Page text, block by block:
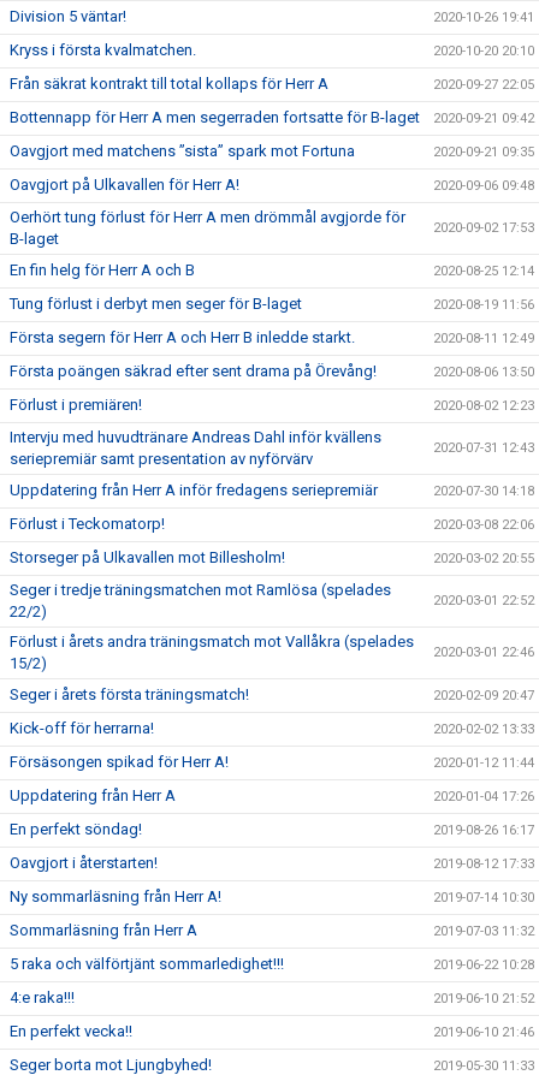
Division 5 väntar! 2020-10-26 19:41
Kryss i första kvalmatchen. 2020-10-20 20:10
Från säkrat kontrakt till total kollaps för Herr A 2020-09-27 22:05
Bottennapp för Herr A men segerraden fortsatte för B-laget 2020-09-21 09:42
Oavgjort med matchens ”sista” spark mot Fortuna 2020-09-21 09:35
Oavgjort på Ulkavallen för Herr A! 2020-09-06 09:48
Oerhört tung förlust för Herr A men drömmål avgjorde för
B-laget
2020-09-02 17:53
En fin helg för Herr A och B 2020-08-25 12:14
Tung förlust i derbyt men seger för B-laget 2020-08-19 11:56
Första segern för Herr A och Herr B inledde starkt. 2020-08-11 12:49
Första poängen säkrad efter sent drama på Örevång! 2020-08-06 13:50
Förlust i premiären! 2020-08-02 12:23
Intervju med huvudtränare Andreas Dahl inför kvällens
seriepremiär samt presentation av nyförvärv
2020-07-31 12:43
Uppdatering från Herr A inför fredagens seriepremiär 2020-07-30 14:18
Förlust i Teckomatorp! 2020-03-08 22:06
Storseger på Ulkavallen mot Billesholm! 2020-03-02 20:55
Seger i tredje träningsmatchen mot Ramlösa (spelades
22/2)
2020-03-01 22:52
Förlust i årets andra träningsmatch mot Vallåkra (spelades
15/2)
2020-03-01 22:46
Seger i årets första träningsmatch! 2020-02-09 20:47
Kick-off för herrarna! 2020-02-02 13:33
Försäsongen spikad för Herr A! 2020-01-12 11:44
Uppdatering från Herr A 2020-01-04 17:26
En perfekt söndag! 2019-08-26 16:17
Oavgjort i återstarten! 2019-08-12 17:33
Ny sommarläsning från Herr A! 2019-07-14 10:30
Sommarläsning från Herr A 2019-07-03 11:32
5 raka och välförtjänt sommarledighet!!! 2019-06-22 10:28
4:e raka!!! 2019-06-10 21:52
En perfekt vecka!! 2019-06-10 21:46
Seger borta mot Ljungbyhed! 2019-05-30 11:33